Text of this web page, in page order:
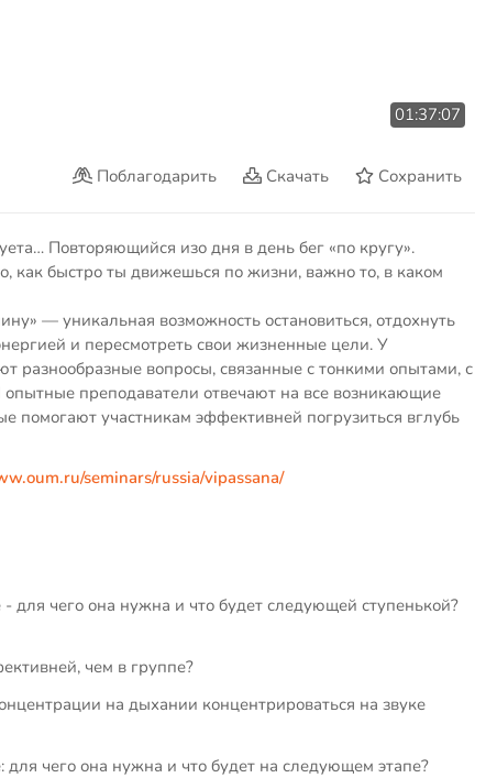
01:37:07
Поблагодарить Скачать Сохранить
Повторяющийся изо дня в день бег «по кругу».
как быстро ты движешься по жизни, важно то, в каком
— уникальная возможность остановиться, отдохнуть
и пересмотреть свои жизненные цели. У
разнообразные вопросы, связанные с тонкими опытами, с
преподаватели отвечают на все возникающие
помогают участникам эффективней погрузиться вглубь
seminars/russia/vipassana/
для чего она нужна и что будет следующей ступенькой?
чем в группе?
на дыхании концентрироваться на звуке
чего она нужна и что будет на следующем этапе?